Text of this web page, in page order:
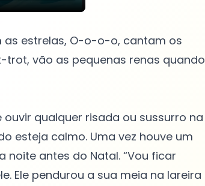
as estrelas, O-o-o-o, cantam os
trot, vão as pequenas renas quando
qualquer risada ou sussurro na
esteja calmo. Uma vez houve um
antes do Natal. “Vou ficar
Ele pendurou a sua meia na lareira